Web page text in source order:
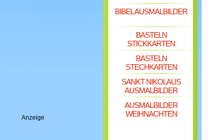
Anzeige
BIBEL AUSMALBILDER
BASTELN
STICKKARTEN
BASTELN
STECHKARTEN
SANKT NIKOLAUS
AUSMALBILDER
AUSMALBILDER
WEIHNACHTEN